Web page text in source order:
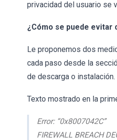
privacidad del usuario se
¿Cómo se puede evitar
Le proponemos dos
cada paso desde la
de descarga o instalación.
Texto mostrado en la
Error: “0x8007042C”
FIREWALL BREACH